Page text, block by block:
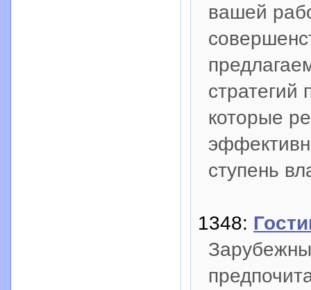
вашей
стратегий
которые
ступень
1348: